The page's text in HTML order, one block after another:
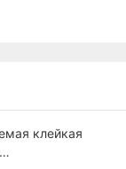
клейкая